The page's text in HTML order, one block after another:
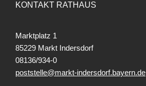
KONTAKT RATHAUS
Marktplatz 1
85229 Markt Indersdorf
08136/934-0
poststelle@markt-indersdorf.bayern.de